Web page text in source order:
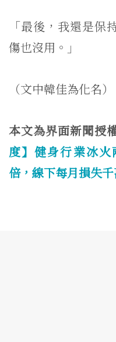
「最後，我還是保
傷也沒用。」
（文中韓佳為化名）
本文為界面新聞授
度】健身行業冰
倍，線下每月損失